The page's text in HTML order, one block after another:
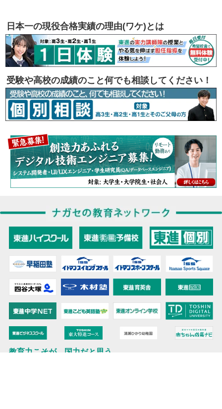
日本一の現役合格実績の理由(ワケ)とは
受験や高校の成績のこと何でも相談してください！
教育力こそが、国力だと思う。